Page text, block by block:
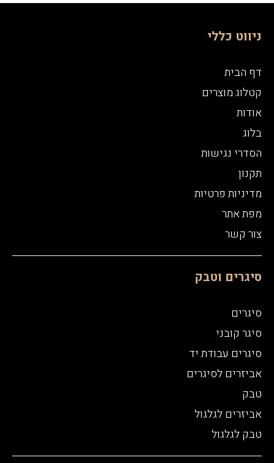
ניווט כללי
דף הבית
קטלוג מוצרים
אודות
בלוג
הסדרי נגישות
תקנון
מדיניות פרטיות
מפת אתר
צור קשר
סיגרים וטבק
סיגרים
סיגר קובני
סיגרים עבודת יד
אביזרים לסיגרים
טבק
אביזרים לגלגול
טבק לגלגול